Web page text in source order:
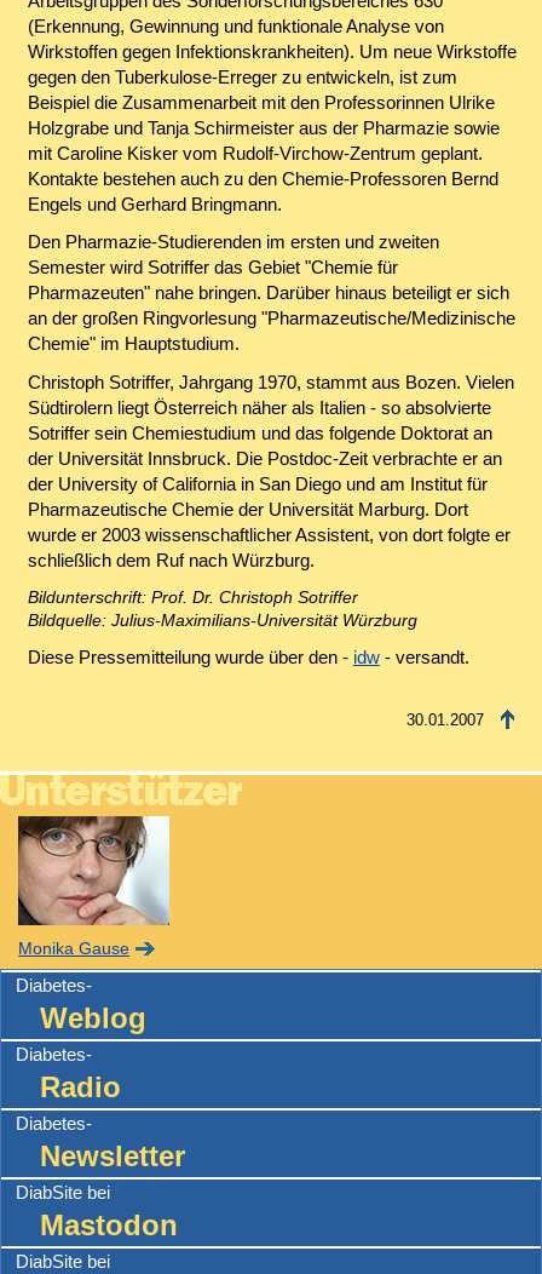
(Erkennung, Gewinnung und funktionale Analyse von
Wirkstoffen gegen Infektionskrankheiten). Um neue Wirkstoffe
gegen den Tuberkulose-Erreger zu entwickeln, ist zum
Beispiel die Zusammenarbeit mit den Professorinnen Ulrike
Holzgrabe und Tanja Schirmeister aus der Pharmazie sowie
mit Caroline Kisker vom Rudolf-Virchow-Zentrum geplant.
Kontakte bestehen auch zu den Chemie-Professoren Bernd
Engels und Gerhard Bringmann.
Den Pharmazie-Studierenden im ersten und zweiten
Semester wird Sotriffer das Gebiet "Chemie für
Pharmazeuten" nahe bringen. Darüber hinaus beteiligt er sich
an der großen Ringvorlesung "Pharmazeutische/Medizinische
Chemie" im Hauptstudium.
Christoph Sotriffer, Jahrgang 1970, stammt aus Bozen. Vielen
Südtirolern liegt Österreich näher als Italien - so absolvierte
Sotriffer sein Chemiestudium und das folgende Doktorat an
der Universität Innsbruck. Die Postdoc-Zeit verbrachte er an
der University of California in San Diego und am Institut für
Pharmazeutische Chemie der Universität Marburg. Dort
wurde er 2003 wissenschaftlicher Assistent, von dort folgte er
schließlich dem Ruf nach Würzburg.
Bildunterschrift: Prof. Dr. Christoph Sotriffer
Bildquelle: Julius-Maximilians-Universität Würzburg
Diese Pressemitteilung wurde über den - idw- versandt.
30.01.2007
Monika Gause
Diabetes-
Weblog
Diabetes-
Radio
Diabetes-
Newsletter
DiabSite bei
Mastodon
DiabSite bei